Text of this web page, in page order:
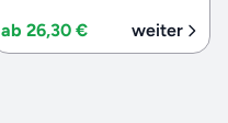
ab 26,30 € weiter